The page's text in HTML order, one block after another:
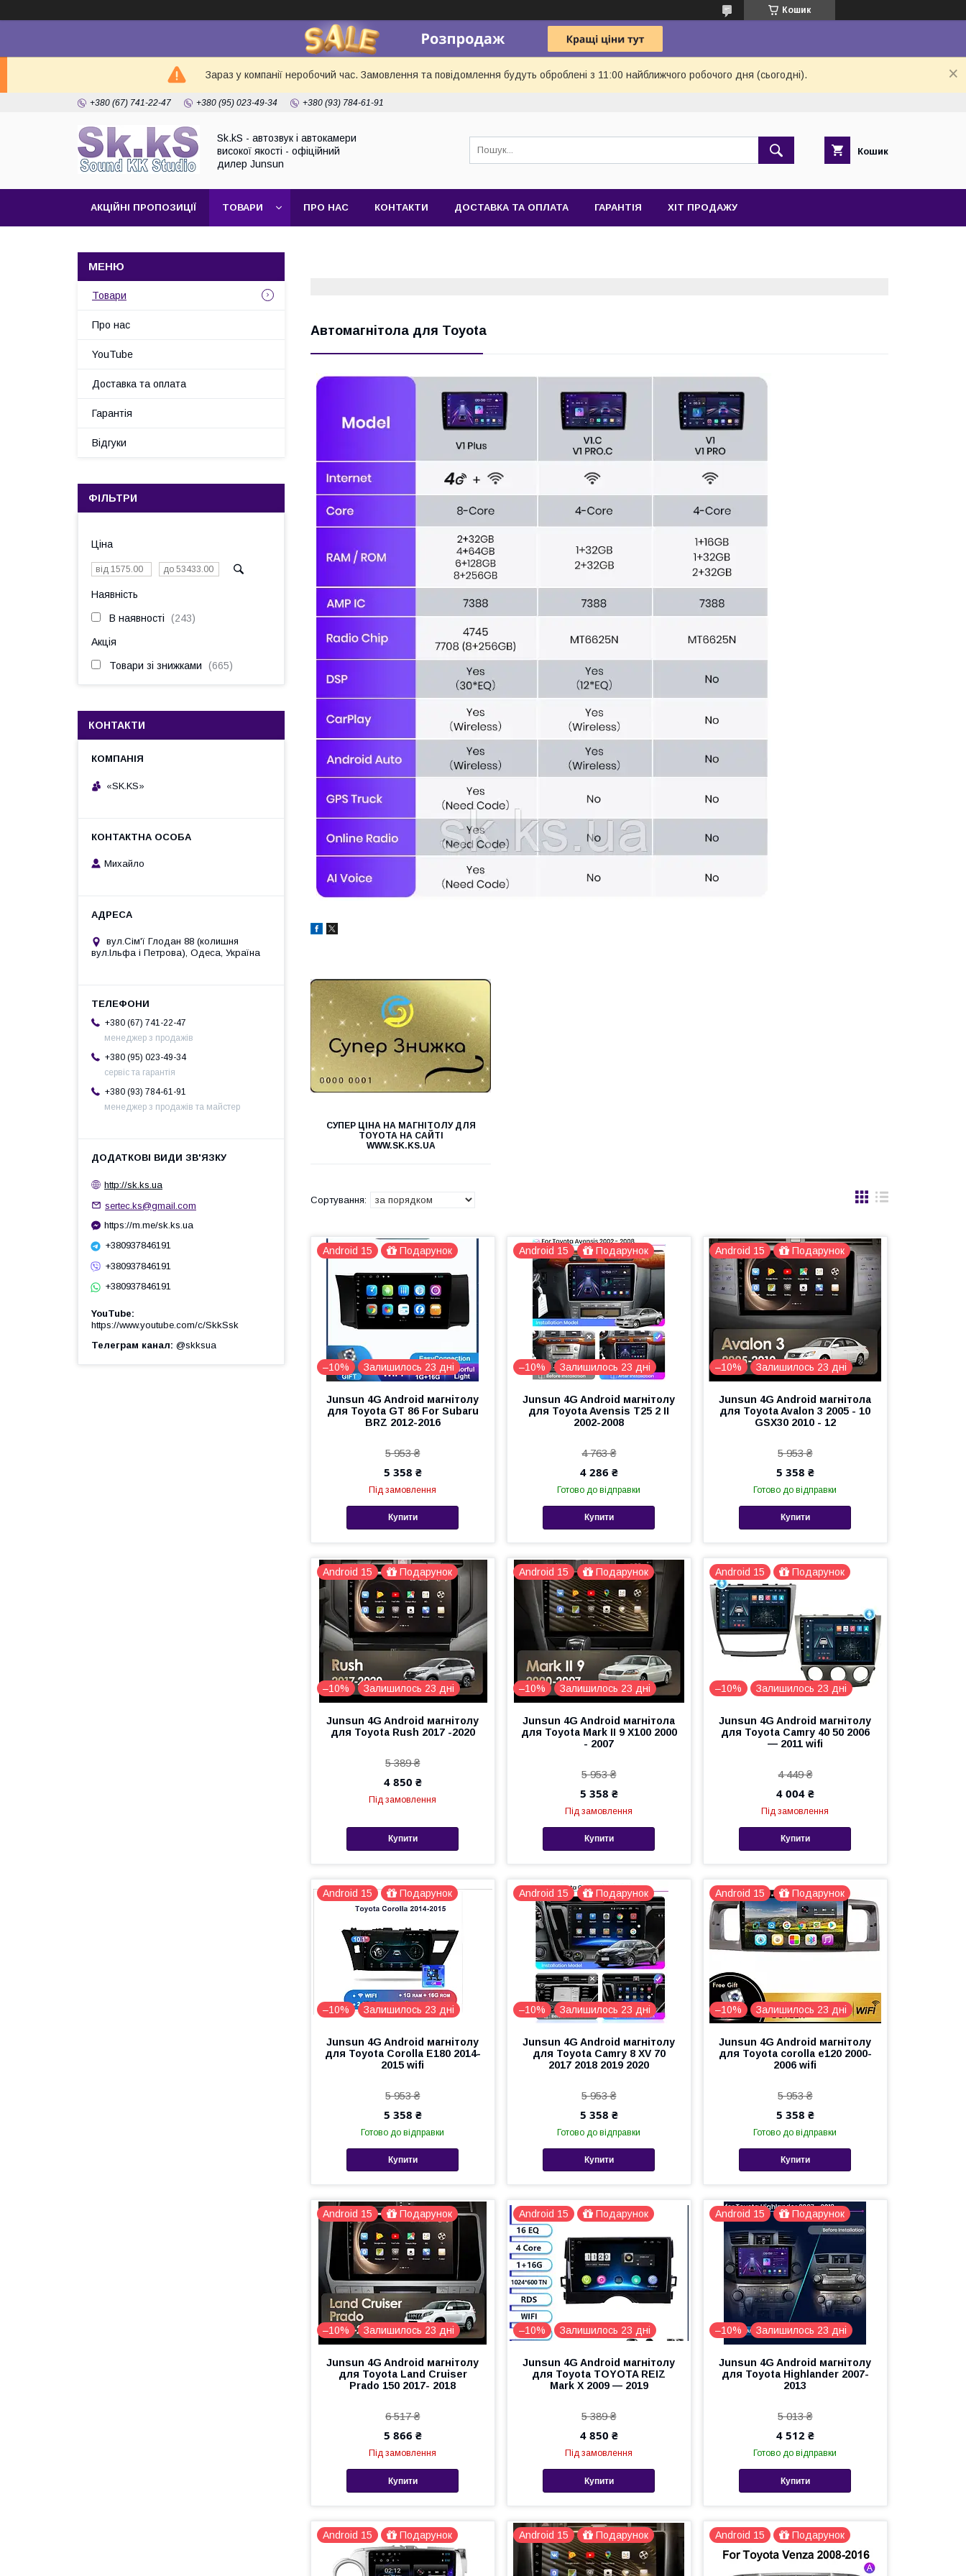
Кошик
Зараз у компанії неробочий час. Замовлення та повідомлення будуть оброблені з 11:00 найближчого робочого дня (сьогодні).
+380 (67) 741-22-47 +380 (95) 023-49-34 +380 (93) 784-61-91
Sk.kS - автозвук і автокамери
високої якості - офіційний
дилер Junsun
Кошик
АКЦІЙНІ ПРОПОЗИЦІЇ ТОВАРИ ПРО НАС КОНТАКТИ ДОСТАВКА ТА ОПЛАТА ГАРАНТІЯ ХІТ ПРОДАЖУ
Автомагнітола для Toyota
СУПЕР ЦІНА НА МАГНІТОЛУ ДЛЯ
TOYOTA НА САЙТІ
WWW.SK.KS.UA
Android 15 Подарунок
–10% Залишилось 23 дні
Junsun 4G Android магнітолу
для Toyota GT 86 For Subaru
BRZ 2012-2016
5 953 ₴
5 358 ₴
Під замовлення
Купити
Android 15 Подарунок
–10% Залишилось 23 дні
Junsun 4G Android магнітолу
для Toyota Avensis T25 2 II
2002-2008
4 763 ₴
4 286 ₴
Готово до відправки
Купити
Android 15 Подарунок
–10% Залишилось 23 дні
Junsun 4G Android магнітола
для Toyota Avalon 3 2005 - 10
GSX30 2010 - 12
5 953 ₴
5 358 ₴
Готово до відправки
Купити
Android 15 Подарунок
–10% Залишилось 23 дні
Junsun 4G Android магнітолу
для Toyota Rush 2017 -2020
5 389 ₴
4 850 ₴
Під замовлення
Купити
Android 15 Подарунок
–10% Залишилось 23 дні
Junsun 4G Android магнітола
для Toyota Mark II 9 X100 2000
- 2007
5 953 ₴
5 358 ₴
Під замовлення
Купити
Android 15 Подарунок
–10% Залишилось 23 дні
Junsun 4G Android магнітолу
для Toyota Camry 40 50 2006
— 2011 wifi
4 449 ₴
4 004 ₴
Під замовлення
Купити
Android 15 Подарунок
–10% Залишилось 23 дні
Junsun 4G Android магнітолу
для Toyota Corolla E180 2014-
2015 wifi
5 953 ₴
5 358 ₴
Готово до відправки
Купити
Android 15 Подарунок
–10% Залишилось 23 дні
Junsun 4G Android магнітолу
для Toyota Camry 8 XV 70
2017 2018 2019 2020
5 953 ₴
5 358 ₴
Готово до відправки
Купити
Android 15 Подарунок
–10% Залишилось 23 дні
Junsun 4G Android магнітолу
для Toyota corolla e120 2000-
2006 wifi
5 953 ₴
5 358 ₴
Готово до відправки
Купити
Android 15 Подарунок
–10% Залишилось 23 дні
Junsun 4G Android магнітолу
для Toyota Land Cruiser
Prado 150 2017- 2018
6 517 ₴
5 866 ₴
Під замовлення
Купити
Android 15 Подарунок
–10% Залишилось 23 дні
Junsun 4G Android магнітолу
для Toyota TOYOTA REIZ
Mark X 2009 — 2019
5 389 ₴
4 850 ₴
Під замовлення
Купити
Android 15 Подарунок
–10% Залишилось 23 дні
Junsun 4G Android магнітолу
для Toyota Highlander 2007-
2013
5 013 ₴
4 512 ₴
Готово до відправки
Купити
Android 15 Подарунок Android 15 Подарунок Android 15 Подарунок
Товари
Про нас
YouTube
Доставка та оплата
Гарантія
Відгуки
ФІЛЬТРИ
Ціна
Наявність
В наявності 243
Акція
Товари зі знижками 665
КОНТАКТИ
«SK.KS»
Михайло
вул.Сім'ї Глодан 88 (колишня
вул.Ільфа і Петрова), Одеса, Україна
+380 (67) 741-22-47
менеджер з продажів
+380 (95) 023-49-34
сервіс та гарантія
+380 (93) 784-61-91
менеджер з продажів та майстер
http://sk.ks.ua
sertec.ks@gmail.com
https://m.me/sk.ks.ua
+380937846191
+380937846191
+380937846191
YouTube
https://www.youtube.com/c/SkkSsk
Телеграм канал @skksua